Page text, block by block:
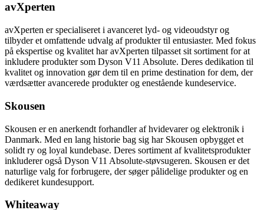
avXperten
avXperten er specialiseret i avanceret lyd- og videoudstyr og
tilbyder et omfattende udvalg af produkter til entusiaster. Med fokus
på ekspertise og kvalitet har avXperten tilpasset sit sortiment for at
inkludere produkter som Dyson V11 Absolute. Deres dedikation til
kvalitet og innovation gør dem til en prime destination for dem, der
værdsætter avancerede produkter og enestående kundeservice.
Skousen
Skousen er en anerkendt forhandler af hvidevarer og elektronik i
Danmark. Med en lang historie bag sig har Skousen opbygget et
solidt ry og loyal kundebase. Deres sortiment af kvalitetsprodukter
inkluderer også Dyson V11 Absolute-støvsugeren. Skousen er det
naturlige valg for forbrugere, der søger pålidelige produkter og en
dedikeret kundesupport.
Whiteaway